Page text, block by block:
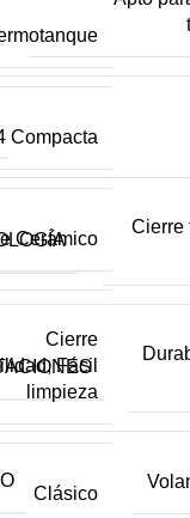
Compacta
Cerámico
Cierre
Fácil
limpieza
Clásico
Cierre